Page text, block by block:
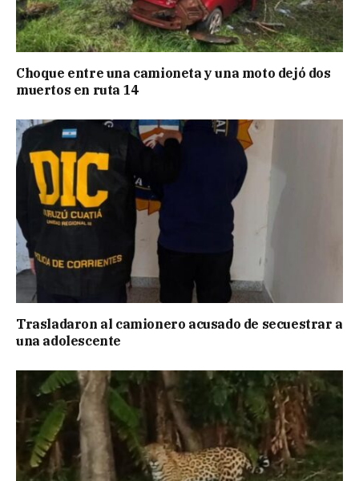
Choque entre una camioneta y una moto dejó dos
muertos en ruta 14
Trasladaron al camionero acusado de secuestrar a
una adolescente